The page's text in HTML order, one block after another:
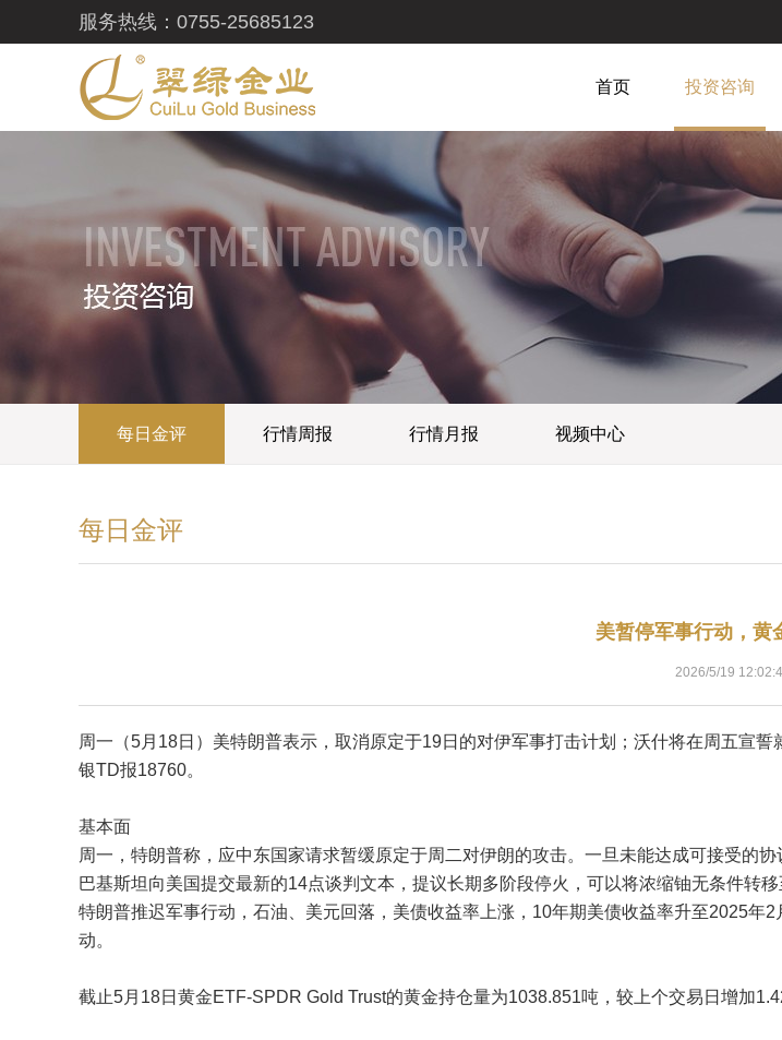
服务热线：0755-25685123
首页 投资咨询
每日金评 行情周报 行情月报 视频中心
每日金评
美暂停军事行动，黄
2026/5/19
周一（5月18日）美特朗普表示，取消原定于19日的对伊军事打击计划；沃什将在周五宣
银TD报18760。
基本面
周一，特朗普称，应中东国家请求暂缓原定于周二对伊朗的攻击。一旦未能达成可接受的
巴基斯坦向美国提交最新的14点谈判文本，提议长期多阶段停火，可以将浓缩铀无条件转
特朗普推迟军事行动，石油、美元回落，美债收益率上涨，10年期美债收益率升至2025
动。
截止5月18日黄金ETF-SPDR Gold Trust的黄金持仓量为1038.851吨，较上个交易日增加